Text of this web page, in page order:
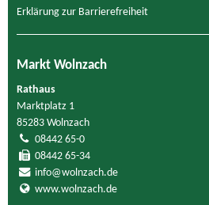
Erklärung zur Barrierefreiheit
Markt Wolnzach
Rathaus
Marktplatz 1
85283 Wolnzach
08442 65-0
08442 65-34
info@wolnzach.de
www.wolnzach.de